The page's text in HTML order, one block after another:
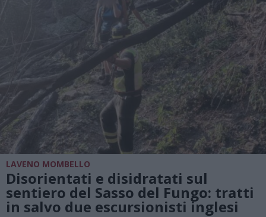
LAVENO MOMBELLO
Disorientati e disidratati sul
sentiero del Sasso del Fungo: tratti
in salvo due escursionisti inglesi